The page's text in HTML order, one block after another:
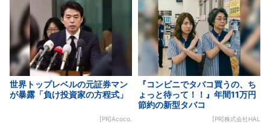
世界トップレベルの元証券マン
が暴露「負け投資家の方程式」
[PR]Acoco.
『コンビニでタバコ買うの、ち
ょっと待って！！』年間11万円
節約の新型タバコ
[PR]株式会社HAL